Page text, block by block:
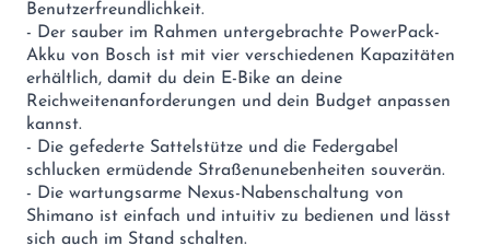
Benutzerfreundlichkeit.
- Der sauber im Rahmen untergebrachte PowerPack-
Akku von Bosch ist mit vier verschiedenen Kapazitäten
erhältlich, damit du dein E-Bike an deine
Reichweitenanforderungen und dein Budget anpassen
kannst.
- Die gefederte Sattelstütze und die Federgabel
schlucken ermüdende Straßenunebenheiten souverän.
- Die wartungsarme Nexus-Nabenschaltung von
Shimano ist einfach und intuitiv zu bedienen und lässt
sich auch im Stand schalten.